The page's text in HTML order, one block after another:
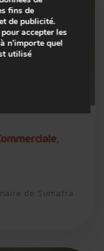
de Sumatra.
fins de
de publicité.
accepter les
n’importe quel
utilisé